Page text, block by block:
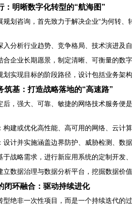
：明晰数字化转型的“航海图”
规划咨询，首先致力于解决企业“为何转、
入分析行业趋势、竞争格局、技术演进及
合企业长期愿景，制定清晰、可衡量的数
划实现目标的阶段路径，设计包括业务架
筑基：打造战略落地的“高速路”
后，强大、可靠、敏捷的网络技术服务便
：构建或优化高性能、高可用的网络、云计
：设计并实施涵盖边界防护、威胁检测、数
于战略需求，进行新应用系统的定制开发
立数据治理与数据分析平台，挖掘数据价
闭环融合：驱动持续进化
型绝非一次性项目，而是一个持续迭代的